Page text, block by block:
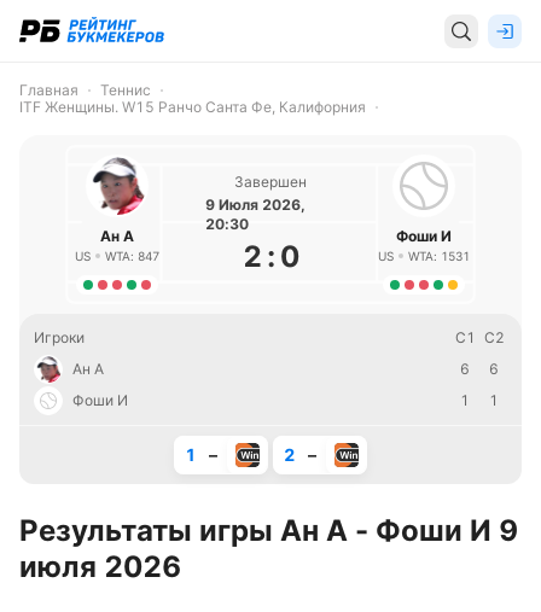
Главная
Теннис
ITF Женщины. W15 Ранчо Санта Фе, Калифорния
Ан A
US WTA: 847
Завершен
9 Июля 2026,
20:30
2 : 0
Фоши И
US WTA: 1531
Игроки С1
С2
Ан A
6
6
Фоши И
1 1
1 – 2 –
Результаты игры Ан A - Фоши И 9
июля 2026